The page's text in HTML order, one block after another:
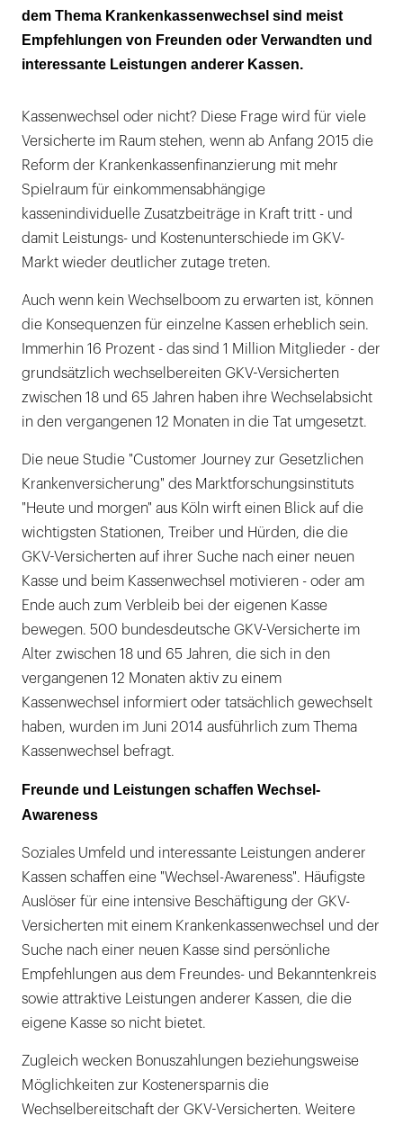
dem Thema Krankenkassenwechsel sind meist
Empfehlungen von Freunden oder Verwandten und
interessante Leistungen anderer Kassen.
Kassenwechsel oder nicht? Diese Frage wird für viele
Versicherte im Raum stehen, wenn ab Anfang 2015 die
Reform der Krankenkassenfinanzierung mit mehr
Spielraum für einkommensabhängige
kassenindividuelle Zusatzbeiträge in Kraft tritt - und
damit Leistungs- und Kostenunterschiede im GKV-
Markt wieder deutlicher zutage treten.
Auch wenn kein Wechselboom zu erwarten ist, können
die Konsequenzen für einzelne Kassen erheblich sein.
Immerhin 16 Prozent - das sind 1 Million Mitglieder - der
grundsätzlich wechselbereiten GKV-Versicherten
zwischen 18 und 65 Jahren haben ihre Wechselabsicht
in den vergangenen 12 Monaten in die Tat umgesetzt.
Die neue Studie "Customer Journey zur Gesetzlichen
Krankenversicherung" des Marktforschungsinstituts
"Heute und morgen" aus Köln wirft einen Blick auf die
wichtigsten Stationen, Treiber und Hürden, die die
GKV-Versicherten auf ihrer Suche nach einer neuen
Kasse und beim Kassenwechsel motivieren - oder am
Ende auch zum Verbleib bei der eigenen Kasse
bewegen. 500 bundesdeutsche GKV-Versicherte im
Alter zwischen 18 und 65 Jahren, die sich in den
vergangenen 12 Monaten aktiv zu einem
Kassenwechsel informiert oder tatsächlich gewechselt
haben, wurden im Juni 2014 ausführlich zum Thema
Kassenwechsel befragt.
Freunde und Leistungen schaffen Wechsel-
Awareness
Soziales Umfeld und interessante Leistungen anderer
Kassen schaffen eine "Wechsel-Awareness". Häufigste
Auslöser für eine intensive Beschäftigung der GKV-
Versicherten mit einem Krankenkassenwechsel und der
Suche nach einer neuen Kasse sind persönliche
Empfehlungen aus dem Freundes- und Bekanntenkreis
sowie attraktive Leistungen anderer Kassen, die die
eigene Kasse so nicht bietet.
Zugleich wecken Bonuszahlungen beziehungsweise
Möglichkeiten zur Kostenersparnis die
Wechselbereitschaft der GKV-Versicherten. Weitere